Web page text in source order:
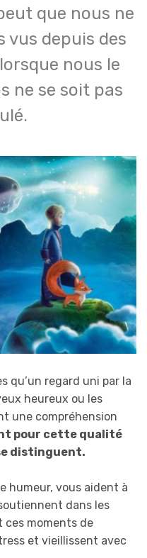
que nous ne
vus depuis des
nous le
ne se soit pas
qu’un regard uni par la
heureux ou les
une compréhension
pour cette qualité
distinguent.
humeur, vous aident à
dans les
ces moments de
et vieillissent avec